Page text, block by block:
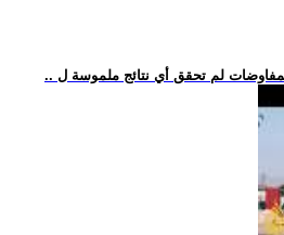
لم تحقق أي نتائج ملموسة ل